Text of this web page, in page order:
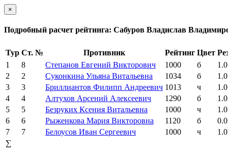
×
Подробный расчет рейтинга: Сабуров Владислав
Тур Ст. № Противник Рейтинг Цвет
1
8 Степанов Евгений Викторович 1000 б
1.0
2
2 Суконкина Ульяна Витальевна 1034 б
1.0
3
3 Бриллиантов Филипп Андреевич 1013 ч
1.0
4
4 Алтухов Арсений Алексеевич 1290 б
1.0
5
5 Безруких Ксения Витальевна 1000 ч
1.0
6
6 Рыженкова Мария Викторовна 1120 б
0.0
7
7 Белоусов Иван Сергеевич 1000 ч
1.0
∑